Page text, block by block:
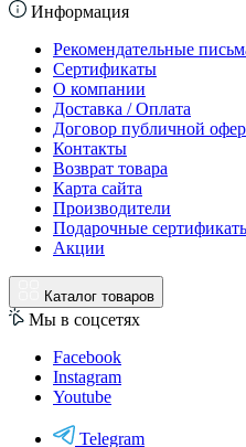
Информация
Рекомендательные
Сертификаты
О компании
Доставка / Оплата
Договор публичной
Контакты
Возврат товара
Карта сайта
Производители
Подарочные
Акции
Каталог товаров
Мы в соцсетях
Facebook
Instagram
Youtube
Telegram